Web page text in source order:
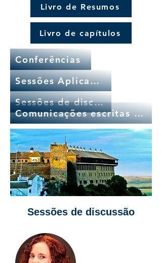
Livro de Resumos
Livro de capítulos
Conferências
Sessões Aplicadas
Sessões de discussão
Comunicações escritas
Sessões de discussão